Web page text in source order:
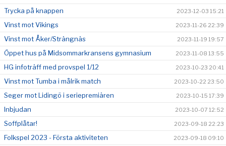
Trycka på knappen 2023-12-03 15:21
Vinst mot Vikings 2023-11-26 22:39
Vinst mot Åker/Strängnäs 2023-11-19 19:57
Öppet hus på Midsommarkransens gymnasium 2023-11-08 13:55
HG infoträff med provspel 1/12 2023-10-23 20:41
Vinst mot Tumba i målrik match 2023-10-22 23:50
Seger mot Lidingö i seriepremiären 2023-10-15 17:39
Inbjudan 2023-10-07 12:52
Soffplåtar! 2023-09-18 22:23
Folkspel 2023 - Första aktiviteten 2023-09-18 09:10